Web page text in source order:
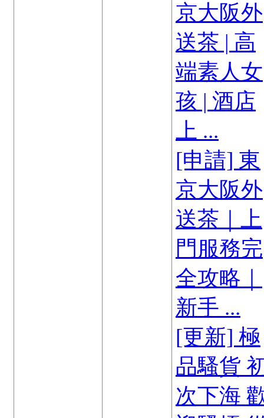
京大阪外
送茶 | 高
端素人女
孩 | 酒店
上 ...
[申請] 東
京大阪外
送茶｜上
門服務完
全攻略｜
新手 ...
[更新] 極
品騷貨
次下海